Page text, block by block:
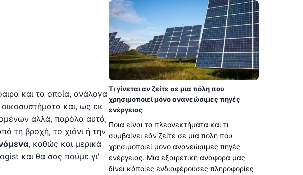
και τα οποία, ανάλογα
και, ως εκ
αλλά, παρόλα αυτά,
τη βροχή, το χιόνι ή την
, καθώς και μερικά
και θα σας πούμε γι'
Τι γίνεται αν ζείτε σε μια πόλη που
χρησιμοποιεί μόνο ανανεώσιμες πηγές
ενέργειας
Ποια είναι τα πλεονεκτήματα και τι
συμβαίνει εάν ζείτε σε μια πόλη που
χρησιμοποιεί μόνο ανανεώσιμες πηγές
ενέργειας. Μια εξαιρετική αναφορά μας
δίνει κάποιες ενδιαφέρουσες πληροφορίες